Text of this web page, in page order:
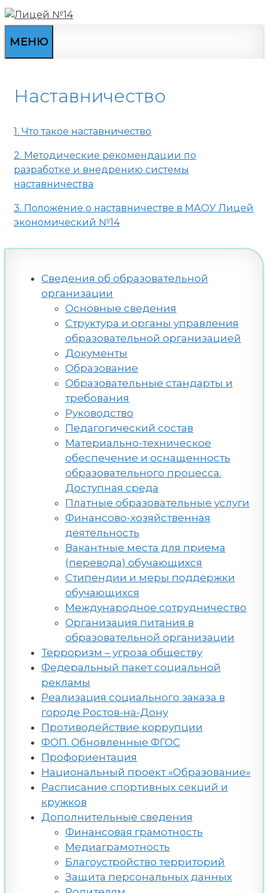
Перейти
к
содержимому
МЕНЮ
Наставничество
1. Что такое наставничество
2. Методические рекомендации по
разработке и внедрению системы
наставничества
3. Положение о наставничестве в МАОУ Лицей
экономический №14
Сведения об образовательной
организации
Основные сведения
Структура и органы управления
образовательной организацией
Документы
Образование
Образовательные стандарты и
требования
Руководство
Педагогический состав
Материально-техническое
обеспечение и оснащенность
образовательного процесса.
Доступная среда
Платные образовательные услуги
Финансово-хозяйственная
деятельность
Вакантные места для приема
(перевода) обучающихся
Стипендии и меры поддержки
обучающихся
Международное сотрудничество
Организация питания в
образовательной организации
Терроризм – угроза обществу
Федеральный пакет социальной
рекламы
Реализация социального заказа в
городе Ростов-на-Дону
Противодействие коррупции
ФОП. Обновленные ФГОС
Профориентация
Национальный проект «Образование»
Расписание спортивных секций и
кружков
Дополнительные сведения
Финансовая грамотность
Медиаграмотность
Благоустройство территорий
Защита персональных данных